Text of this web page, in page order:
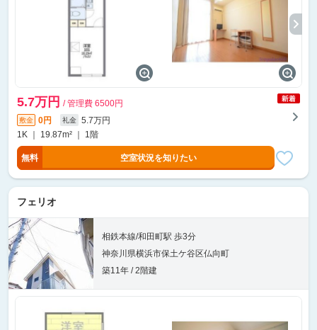
5.7万円 / 管理費 6500円
敷金 0円 礼金
5.7万円
1K ｜ 19.87m² ｜ 1階
無料 空室状況を知りたい
フェリオ
相鉄本線/和田町駅 歩3分
神奈川県横浜市保土ケ谷区仏向町
築11年 / 2階建